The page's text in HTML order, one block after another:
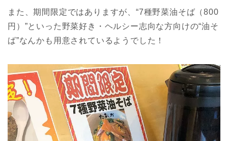
また、期間限定ではありますが、“7種野菜油そば（800
円）”といった野菜好き・ヘルシー志向な方向けの“油そ
ば”なんかも用意されているようでした！